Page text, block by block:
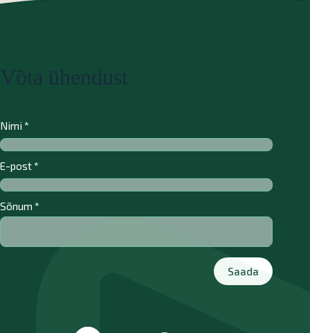
Võta ühendust
Nimi *
E-post*
Sõnum *
Saada